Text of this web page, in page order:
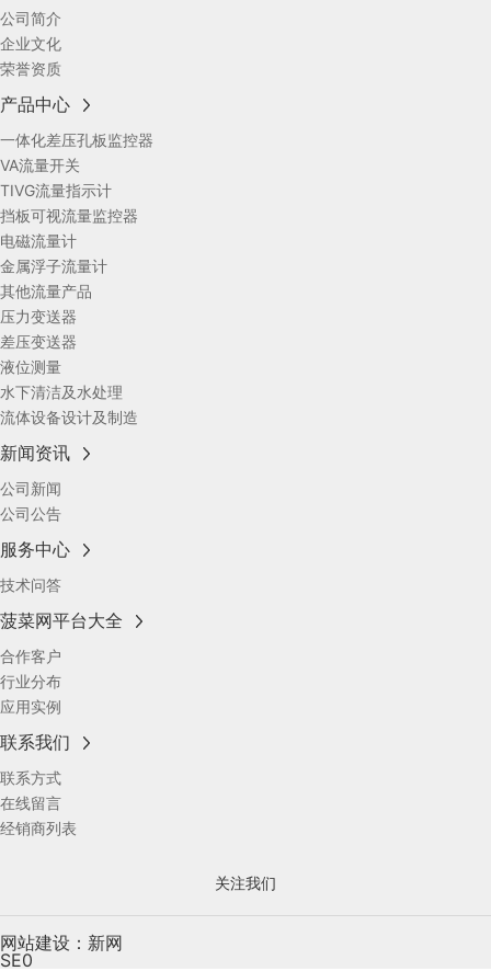
公司简介
企业文化
荣誉资质
产品中心
一体化差压孔板监控器
VA流量开关
TIVG流量指示计
挡板可视流量监控器
电磁流量计
金属浮子流量计
其他流量产品
压力变送器
差压变送器
液位测量
水下清洁及水处理
流体设备设计及制造
新闻资讯
公司新闻
公司公告
服务中心
技术问答
菠菜网平台大全
合作客户
行业分布
应用实例
联系我们
联系方式
在线留言
经销商列表
关注我们
网站建设：新网
SE0